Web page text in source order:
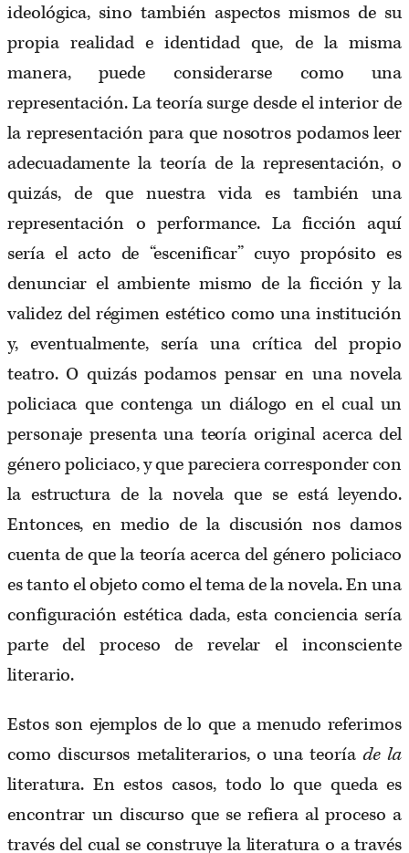
ideológica, sino también aspectos mismos de su
propia realidad e identidad que, de la misma
manera, puede considerarse como una
representación. La teoría surge desde el interior de
la representación para que nosotros podamos leer
adecuadamente la teoría de la representación, o
quizás, de que nuestra vida es también una
representación o performance. La ficción aquí
sería el acto de “escenificar” cuyo propósito es
denunciar el ambiente mismo de la ficción y la
validez del régimen estético como una institución
y, eventualmente, sería una crítica del propio
teatro. O quizás podamos pensar en una novela
policiaca que contenga un diálogo en el cual un
personaje presenta una teoría original acerca del
género policiaco, y que pareciera corresponder con
la estructura de la novela que se está leyendo.
Entonces, en medio de la discusión nos damos
cuenta de que la teoría acerca del género policiaco
es tanto el objeto como el tema de la novela. En una
configuración estética dada, esta conciencia sería
parte del proceso de revelar el inconsciente
literario.
Estos son ejemplos de lo que a menudo referimos
como discursos metaliterarios, o una teoríade la
literatura. En estos casos, todo lo que queda es
encontrar un discurso que se refiera al proceso a
través del cual se construye la literatura o a través